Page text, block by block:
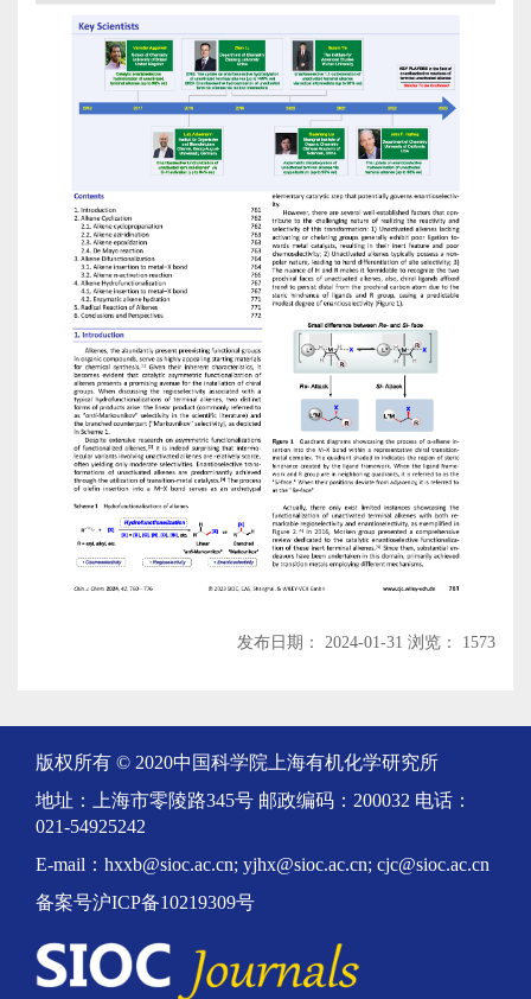
发布日期： 2024-01-31 浏览： 1573
版权所有 © 2020中国科学院上海有机化学研究所
地址：上海市零陵路345号 邮政编码：200032 电话：
021-54925242
E-mail：hxxb@sioc.ac.cn; yjhx@sioc.ac.cn; cjc@sioc.ac.cn
备案号沪ICP备10219309号